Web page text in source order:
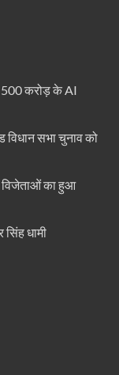
500 करोड़ के AI
सभा चुनाव को
का हुआ
सिंह धामी